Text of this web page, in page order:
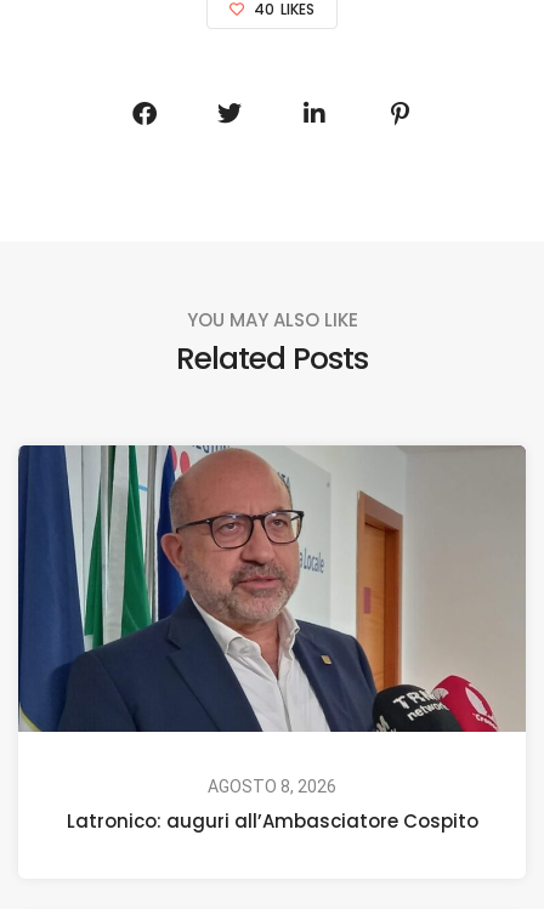
40 LIKES
YOU MAY ALSO LIKE
Related Posts
AGOSTO 8, 2026
Latronico: auguri all’Ambasciatore Cospito